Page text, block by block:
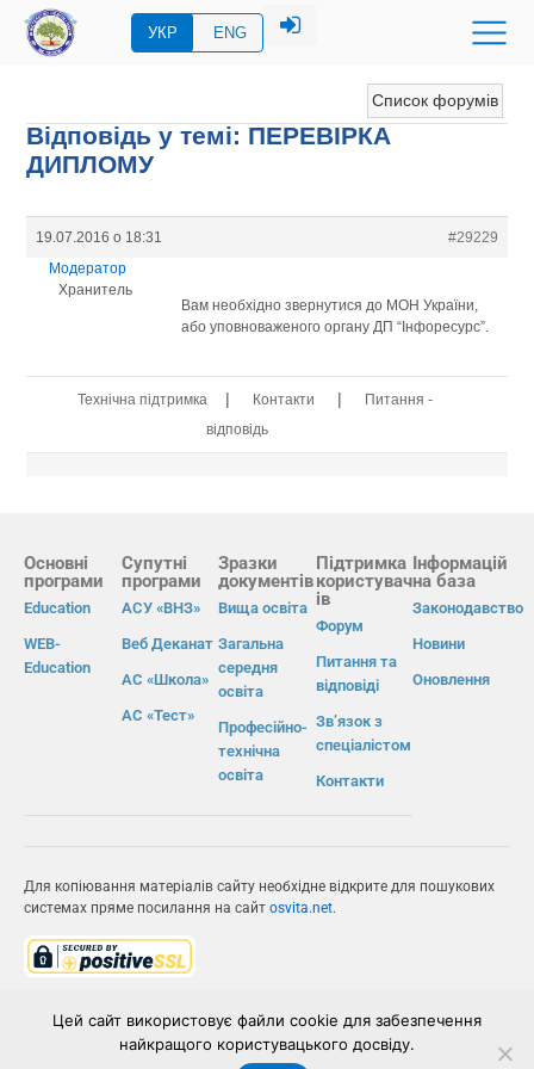
УКР ENG
Список форумів
Відповідь у темі: ПЕРЕВIРКА
ДИПЛОМУ
19.07.2016 о 18:31
#29229
Модератор
Хранитель
Вам необхідно звернутися до МОН України,
або уповноваженого органу ДП “Інфоресурс”.
Технічна підтримка | Контакти |
Питання -
відповідь
Основні
програми
Education
WEB-
Education
Супутні
програми
АСУ «ВНЗ»
Веб Деканат
АС «Школа»
АС «Тест»
Зразки
документів
Вища освіта
Загальна
середня
освіта
Професійно-
технічна
освіта
Підтримка
користувач
ів
Форум
Питання та
відповіді
Зв’язок з
спеціалістом
Контакти
Інформацій
на база
Законодавство
Новини
Оновлення
Для копіювання матеріалів сайту необхідне відкрите для пошукових
системах пряме посилання на сайт osvita.net.
ІВС «ОСВІТА»
Цей сайт використовує файли cookie для забезпечення
найкращого користувацького досвіду.